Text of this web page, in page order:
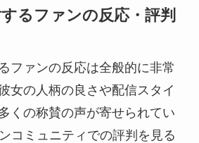
るファンの反応・評判
ファンの反応は全般的に非常
女の人柄の良さや配信スタイ
くの称賛の声が寄せられてい
コミュニティでの評判を見る